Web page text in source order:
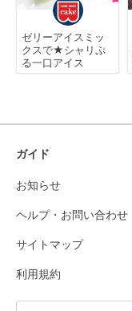
ゼリーアイスミッ
クスで★シャリぷ
る一口アイス
ガイド
お知らせ
ヘルプ・お問い合わせ
サイトマップ
利用規約